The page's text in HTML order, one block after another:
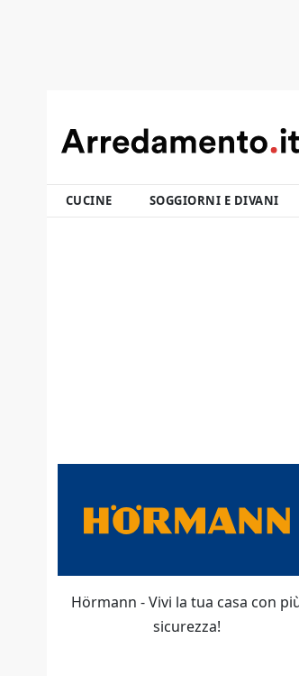
CUCINE SOGGIORNI E DIVANI
Hörmann - Vivi la tua casa con
sicurezza!